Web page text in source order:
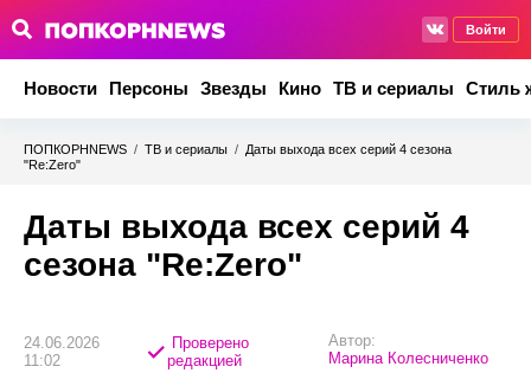
Войти
Новости Персоны Звезды Кино ТВ и сериалы Стиль
ПОПКОРНNEWS / ТВ и сериалы / Даты выхода всех серий 4 сезона
"Re:Zero"
Даты выхода всех серий 4
сезона "Re:Zero"
24.06.2026
11:02
Проверено
редакцией
Автор:
Марина Колесниченко